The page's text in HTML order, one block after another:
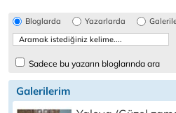
Bloglarda Yazarlarda
Sadece bu yazarın bloglarında ara
Galerilerim